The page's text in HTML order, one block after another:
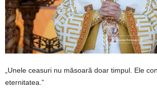
„Unele ceasuri nu măsoară doar timpul. Ele
eternitatea.”